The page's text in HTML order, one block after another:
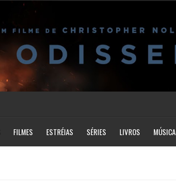
FILMES ESTRÉIAS SÉRIES LIVROS MÚSICA